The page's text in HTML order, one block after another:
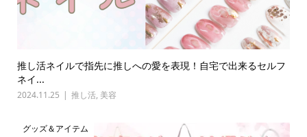
推し活ネイルで指先に推しへの愛を表現！自宅で出来るセルフ
ネイ...
2024.11.25 推し活, 美容
グッズ＆アイテム